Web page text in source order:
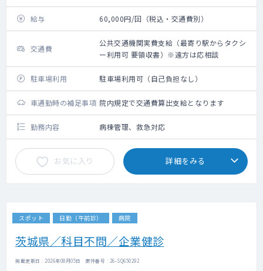
給与 60,000円/回（税込・交通費別）
交通費
公共交通機関実費支給（最寄り駅からタクシ
ー利用可 要領収書）※遠方は応相談
駐車場利用 駐車場利用可（自己負担なし）
車通勤時の補足事項 院内規定で交通費算出支給となります
勤務内容 病棟管理、救急対応
お気に入り 詳細をみる
スポット 日勤（午前診） 病院
茨城県／科目不問／企業健診
掲載更新日 : 2026年08月05日 案件番号 : 26-SQ650292